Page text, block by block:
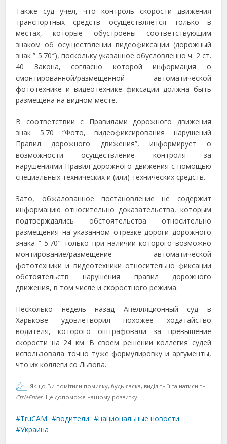
Также суд учел, что контроль скорости движения
транспортных средств осуществляется только в
местах, которые обустроены соответствующим
знаком об осуществлении видеофиксации (дорожный
знак ” 5.70″), поскольку указанное обусловленно ч. 2 ст.
40 Закона, согласно которой информация о
смонтированной/размещенной автоматической
фототехнике и видеотехнике фиксации должна быть
размещена на видном месте.
В соответствии с Правилами дорожного движения
знак 5.70 “Фото, видеофиксирования нарушений
Правил дорожного движения”, информирует о
возможности осуществление контроля за
нарушениями Правил дорожного движения с помощью
специальных технических и (или) технических средств.
Зато, обжалованное постановление не содержит
информацию относительно доказательства, которым
подтверждались обстоятельства относительно
размещения на указанном отрезке дороги дорожного
знака ” 5.70″ только при наличии которого возможно
монтирование/размещение автоматической
фототехники и видеотехники относительно фиксации
обстоятельств нарушения правил дорожного
движения, в том числе и скоростного режима.
Несколько недель назад Апелляционный суд в
Харькове удовлетворил похожее ходатайство
водителя, которого оштрафовали за превышение
скорости на 24 км. В своем решении коллегия судей
использовала точно туже формулировку и аргументы,
что их коллеги со Львова.
Якщо Ви помітили помилку, будь ласка, виділіть її та натисніть
Ctrl+Enter. Це допоможе нашому розвитку!
TruCAM водители
национальные новости
Украина